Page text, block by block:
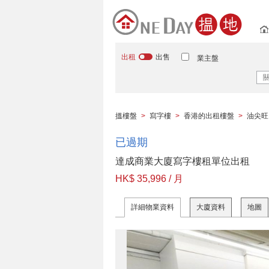
出租 出售 業主盤
搵樓盤 > 寫字樓 > 香港的出租樓盤 > 油尖旺
已過期
達成商業大廈寫字樓租單位出租
HK$ 35,996 / 月
詳細物業資料 大廈資料 地圖